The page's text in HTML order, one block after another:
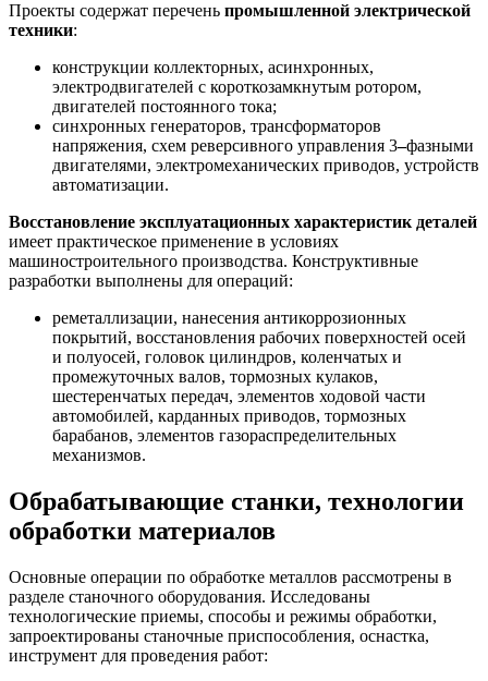
Проекты содержат перечень промышленной электрической
техники:
конструкции коллекторных, асинхронных,
электродвигателей с короткозамкнутым ротором,
двигателей постоянного тока;
синхронных генераторов, трансформаторов
напряжения, схем реверсивного управления 3–фазными
двигателями, электромеханических приводов, устройств
автоматизации.
Восстановление эксплуатационных характеристик деталей
имеет практическое применение в условиях
машиностроительного производства. Конструктивные
разработки выполнены для операций:
реметаллизации, нанесения антикоррозионных
покрытий, восстановления рабочих поверхностей осей
и полуосей, головок цилиндров, коленчатых и
промежуточных валов, тормозных кулаков,
шестеренчатых передач, элементов ходовой части
автомобилей, карданных приводов, тормозных
барабанов, элементов газораспределительных
механизмов.
Обрабатывающие станки, технологии
обработки материалов
Основные операции по обработке металлов рассмотрены в
разделе станочного оборудования. Исследованы
технологические приемы, способы и режимы обработки,
запроектированы станочные приспособления, оснастка,
инструмент для проведения работ: